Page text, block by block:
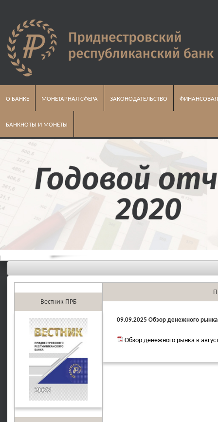
О БАНКЕ МОНЕТАРНАЯ СФЕРА ЗАКОНОДАТЕЛЬСТВО
БАНКНОТЫ И МОНЕТЫ
Вестник ПРБ
09.09.2025 Обзор денежного рынка
Обзор денежного рынка в